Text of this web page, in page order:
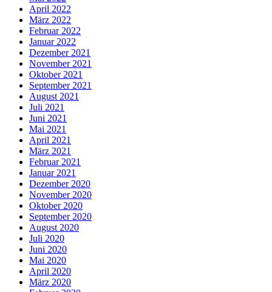
April 2022
März 2022
Februar 2022
Januar 2022
Dezember 2021
November 2021
Oktober 2021
September 2021
August 2021
Juli 2021
Juni 2021
Mai 2021
April 2021
März 2021
Februar 2021
Januar 2021
Dezember 2020
November 2020
Oktober 2020
September 2020
August 2020
Juli 2020
Juni 2020
Mai 2020
April 2020
März 2020